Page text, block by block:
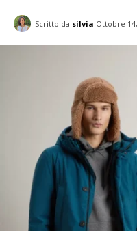
Scritto da silvia Ottobre